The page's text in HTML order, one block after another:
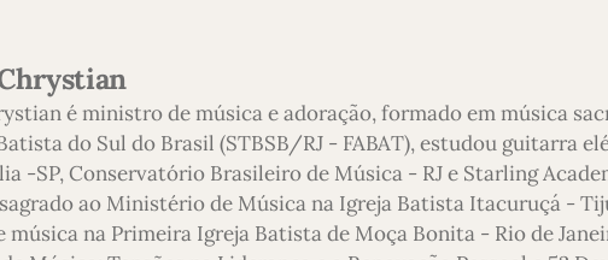
é ministro de música e adoração, formado em música
do Sul do Brasil (STBSB/RJ - FABAT), estudou guitarra
-SP, Conservatório Brasileiro de Música - RJ e Starling
ao Ministério de Música na Igreja Batista Itacuruçá -
música na Primeira Igreja Batista de Moça Bonita - Rio de